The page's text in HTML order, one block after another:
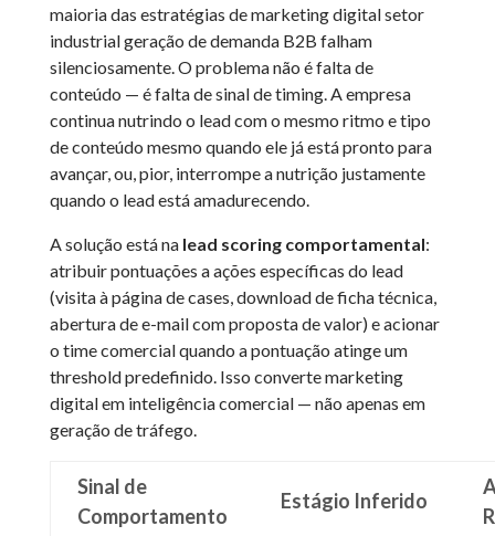
maioria das estratégias de marketing digital setor
industrial geração de demanda B2B falham
silenciosamente. O problema não é falta de
conteúdo — é falta de sinal de timing. A empresa
continua nutrindo o lead com o mesmo ritmo e tipo
de conteúdo mesmo quando ele já está pronto para
avançar, ou, pior, interrompe a nutrição justamente
quando o lead está amadurecendo.
A solução está na lead scoring comportamental:
atribuir pontuações a ações específicas do lead
(visita à página de cases, download de ficha técnica,
abertura de e-mail com proposta de valor) e acionar
o time comercial quando a pontuação atinge um
threshold predefinido. Isso converte marketing
digital em inteligência comercial — não apenas em
geração de tráfego.
Sinal de
Comportamento
Estágio Inferido